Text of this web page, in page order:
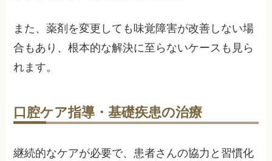
また、薬剤を変更しても味覚障害が改善しない場
合もあり、根本的な解決に至らないケースも見ら
れます。
口腔ケア指導・基礎疾患の治療
継続的なケアが必要で、患者さんの協力と習慣化